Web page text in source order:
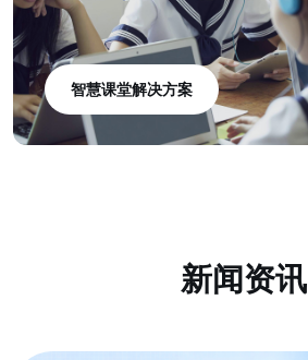
智慧课堂解决方案
新闻资讯